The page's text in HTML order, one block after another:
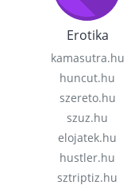
Erotika
kamasutra.hu
huncut.hu
szereto.hu
szuz.hu
elojatek.hu
hustler.hu
sztriptiz.hu